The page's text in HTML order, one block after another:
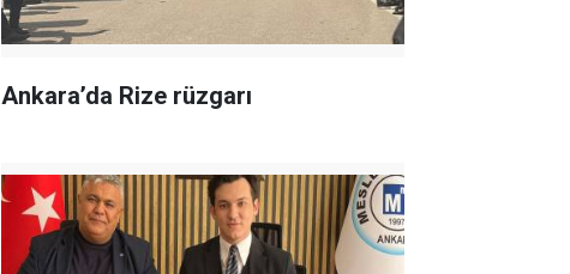
Ankara’da Rize rüzgarı